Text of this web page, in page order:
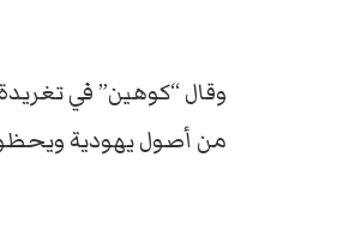
وقال “كوهين” في
من أصول يهودية